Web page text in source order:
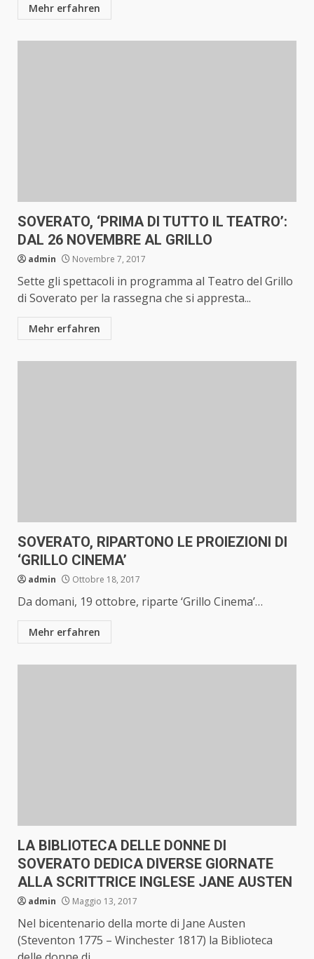
Mehr erfahren
SOVERATO, ‘PRIMA DI TUTTO IL TEATRO’:
DAL 26 NOVEMBRE AL GRILLO
admin Novembre 7, 2017
Sette gli spettacoli in programma al Teatro del Grillo
di Soverato per la rassegna che si appresta...
Mehr erfahren
SOVERATO, RIPARTONO LE PROIEZIONI DI
‘GRILLO CINEMA’
admin Ottobre 18, 2017
Da domani, 19 ottobre, riparte ‘Grillo Cinema’…
Mehr erfahren
LA BIBLIOTECA DELLE DONNE DI
SOVERATO DEDICA DIVERSE GIORNATE
ALLA SCRITTRICE INGLESE JANE AUSTEN
admin Maggio 13, 2017
Nel bicentenario della morte di Jane Austen
(Steventon 1775 – Winchester 1817) la Biblioteca